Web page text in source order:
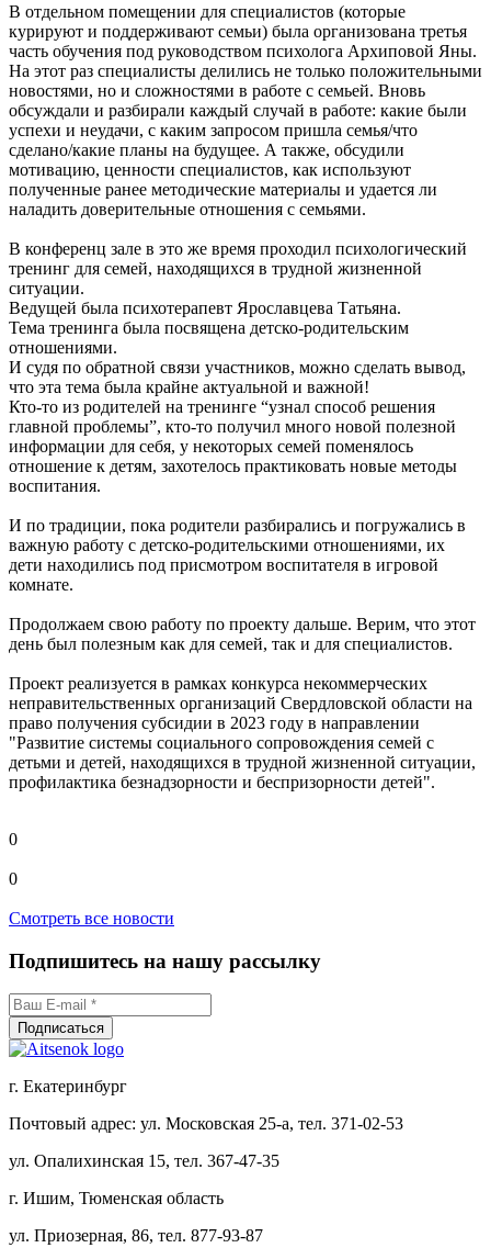
В отдельном помещении для специалистов (которые
курируют и поддерживают семьи) была организована третья
часть обучения под руководством психолога Архиповой Яны.
На этот раз специалисты делились не только положительными
новостями, но и сложностями в работе с семьей. Вновь
обсуждали и разбирали каждый случай в работе: какие были
успехи и неудачи, с каким запросом пришла семья/что
сделано/какие планы на будущее. А также, обсудили
мотивацию, ценности специалистов, как используют
полученные ранее методические материалы и удается ли
наладить доверительные отношения с семьями.
В конференц зале в это же время проходил психологический
тренинг для семей, находящихся в трудной жизненной
ситуации.
Ведущей была психотерапевт Ярославцева Татьяна.
Тема тренинга была посвящена детско-родительским
отношениями.
И судя по обратной связи участников, можно сделать вывод,
что эта тема была крайне актуальной и важной!
Кто-то из родителей на тренинге “узнал способ решения
главной проблемы”, кто-то получил много новой полезной
информации для себя, у некоторых семей поменялось
отношение к детям, захотелось практиковать новые методы
воспитания.
И по традиции, пока родители разбирались и погружались в
важную работу с детско-родительскими отношениями, их
дети находились под присмотром воспитателя в игровой
комнате.
Продолжаем свою работу по проекту дальше. Верим, что этот
день был полезным как для семей, так и для специалистов.
Проект реализуется в рамках конкурса некоммерческих
неправительственных организаций Свердловской области на
право получения субсидии в 2023 году в направлении
"Развитие системы социального сопровождения семей с
детьми и детей, находящихся в трудной жизненной ситуации,
профилактика безнадзорности и беспризорности детей".
0
0
Смотреть все новости
Подпишитесь на нашу рассылку
г. Екатеринбург
Почтовый адрес: ул. Московская 25-а, тел. 371-02-53
ул. Опалихинская 15, тел. 367-47-35
г. Ишим, Тюменская область
ул. Приозерная, 86, тел. 877-93-87